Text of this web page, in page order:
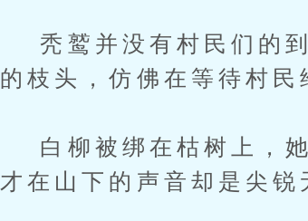
秃鹫并没有村民们的到
的枝头，仿佛在等待村民
白柳被绑在枯树上，她
才在山下的声音却是尖锐